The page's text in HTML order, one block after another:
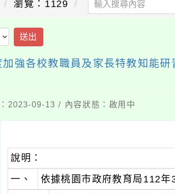
瀏覽：1129
送出
強各校教職員及家長特教知能
2023-09-13 / 內容狀態：啟用中
說明：
一、
依據桃園市政府教育局112